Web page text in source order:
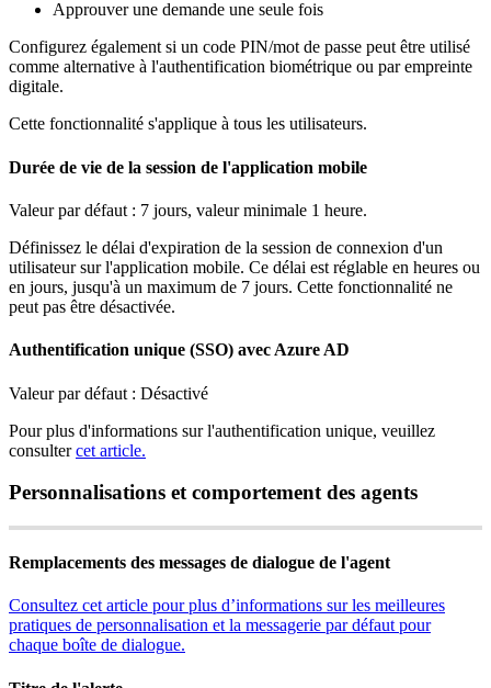
Approuver une demande une seule fois
Configurez également si un code PIN/mot de passe peut être utilisé
comme alternative à l'authentification biométrique ou par empreinte
digitale.
Cette fonctionnalité s'applique à tous les utilisateurs.
Durée de vie de la session de l'application mobile
Valeur par défaut : 7 jours, valeur minimale 1 heure.
Définissez le délai d'expiration de la session de connexion d'un
utilisateur sur l'application mobile. Ce délai est réglable en heures ou
en jours, jusqu'à un maximum de 7 jours. Cette fonctionnalité ne
peut pas être désactivée.
Authentification unique (SSO) avec Azure AD
Valeur par défaut : Désactivé
Pour plus d'informations sur l'authentification unique, veuillez
consulter cet article.
Personnalisations et comportement des agents
Remplacements des messages de dialogue de l'agent
Consultez cet article pour plus d’informations sur les meilleures
pratiques de personnalisation et la messagerie par défaut pour
chaque boîte de dialogue.